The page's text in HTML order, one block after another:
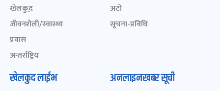
खेलकुद़़
जीवनशैली/स्वास्थ्य
प्रवास
अन्तर्राष्ट्रिय
अटो
सूचना-प्रविधि
खेलकुद लाईभ अनलाइनखबर सूची